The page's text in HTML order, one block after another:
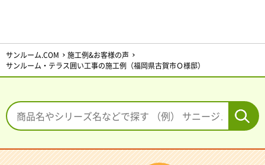
サンルーム.COM
施工例&お客様の声
サンルーム・テラス囲い工事の施工例（福岡県古賀市Ｏ様邸）